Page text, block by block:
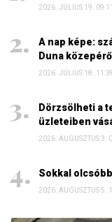
2026. JÚLIUS 19. 09:11
A nap képe:
Duna közepéről
2026. JÚLIUS 18.
Dörzsölheti a
üzleteiben
2026. AUGUSZTUS 3.
Sokkal
2026. AUGUSZTUS 5.